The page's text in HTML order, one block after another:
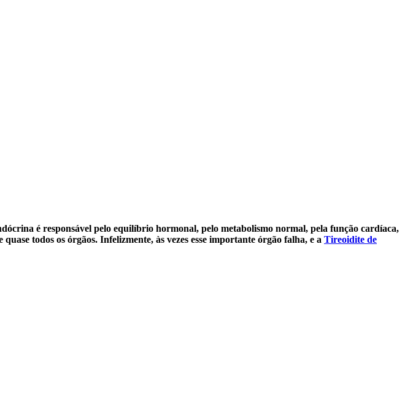
é responsável pelo equilíbrio hormonal, pelo metabolismo normal, pela função cardíaca,
todos os órgãos. Infelizmente, às vezes esse importante órgão falha, e a Tireoidite de